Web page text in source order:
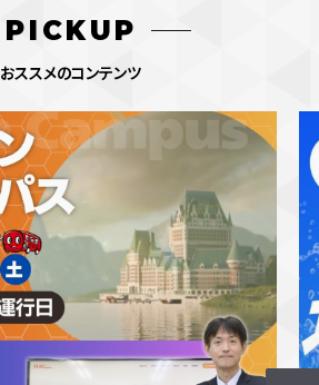
PICKUP
おススメのコンテンツ